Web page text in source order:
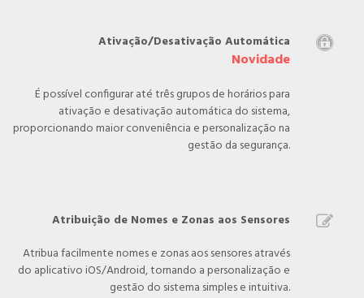
Ativação/Desativação Automática
Novidade
É possível configurar até três grupos de horários para
ativação e desativação automática do sistema,
proporcionando maior conveniência e personalização na
gestão da segurança.

Atribuição de Nomes e Zonas aos Sensores
Atribua facilmente nomes e zonas aos sensores através
do aplicativo iOS/Android, tornando a personalização e
gestão do sistema simples e intuitiva.
